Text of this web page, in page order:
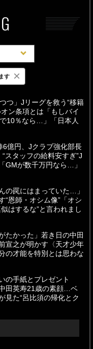
週間
つ」Jリーグを救う“移籍
ン条項とは「もしバイ
10％なら…」「日本人
6億円、Jクラブ強化部長
スタッフの給料安すぎ”J
GMが数千万円なら…」
の罠にはまっていた…」
“恩師・オシム像”「オシ
はするな”と言われまし
たかった」若き日の中田
宣之が明かす〈天才少年
の才能を特別とは思わな
の手紙とプレゼント
田英寿21歳の素顔…ベ
見た“呂比須の帰化とク
す ×